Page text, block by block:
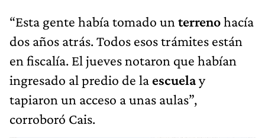
“Esta gente había tomado un terrenohacía
dos años atrás. Todos esos trámites están
en fiscalía. El jueves notaron que habían
ingresado al predio de la escuelay
tapiaron un acceso a unas aulas”,
corroboró Cais.